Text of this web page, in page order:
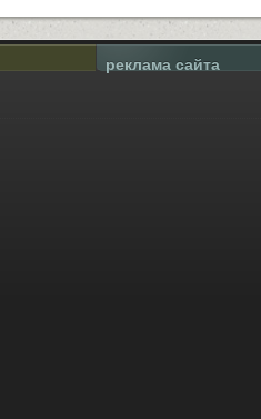
реклама сайта